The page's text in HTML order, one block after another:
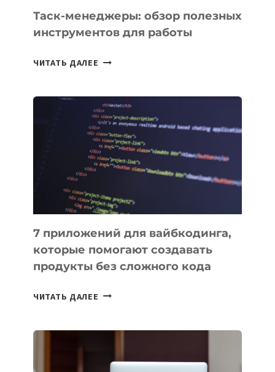
Таск-менеджеры: обзор полезных
инструментов для работы
ЧИТАТЬ ДАЛЕЕ ТАСК-
ПОЛЕЗНЫХ
ИНСТРУМЕНТОВ
ДЛЯ
РАБОТЫ
7 приложений для вайбкодинга,
которые помогают создавать
продукты без сложного кода
ЧИТАТЬ ДАЛЕЕ
ПОМОГАЮТ